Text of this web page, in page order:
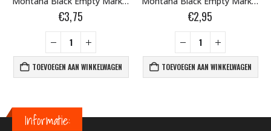
€3,75
TOEVOEGEN AAN WINKELWAGEN
€2,95
TOEVOEGEN AAN WINKELWAGEN
Informatie: